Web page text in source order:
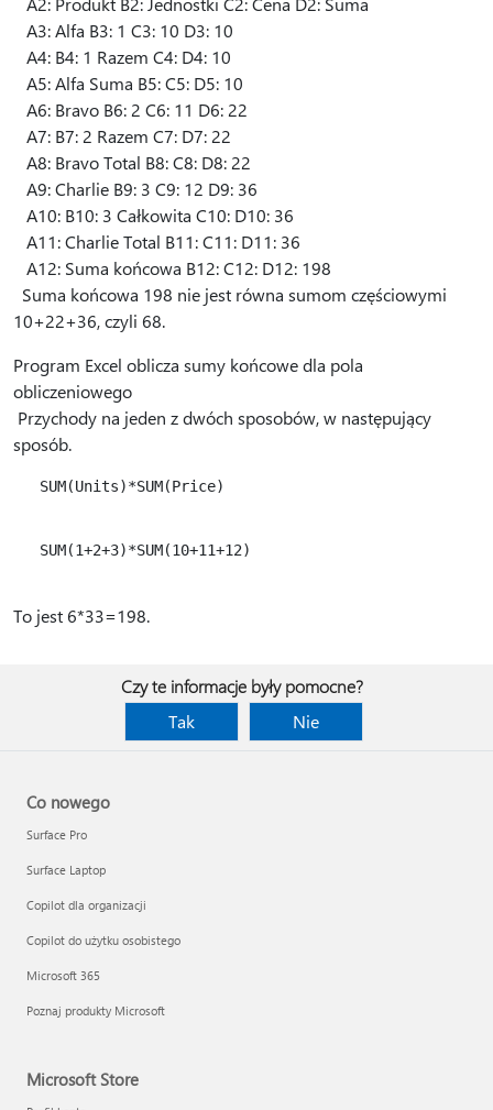
A3: Alfa B3: 1 C3: 10 D3: 10
A4: B4: 1 Razem C4: D4: 10
A5: Alfa Suma B5: C5: D5: 10
A6: Bravo B6: 2 C6: 11 D6: 22
A7: B7: 2 Razem C7: D7: 22
A8: Bravo Total B8: C8: D8: 22
A9: Charlie B9: 3 C9: 12 D9: 36
A10: B10: 3 Całkowita C10: D10: 36
A11: Charlie Total B11: C11: D11: 36
A12: Suma końcowa B12: C12: D12: 198
Suma końcowa 198 nie jest równa sumom częściowymi
10+22+36, czyli 68.
Program Excel oblicza sumy końcowe dla pola
obliczeniowego
Przychody na jeden z dwóch sposobów, w następujący
sposób.
   SUM(Units)*SUM(Price)
   SUM(1+2+3)*SUM(10+11+12)
To jest 6*33=198.
Czy te informacje były pomocne?
Tak
Nie
Co nowego
Surface Pro
Surface Laptop
Copilot dla organizacji
Copilot do użytku osobistego
Microsoft 365
Poznaj produkty Microsoft
Microsoft Store